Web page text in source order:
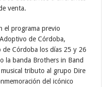
venta.
el programa previo
de Córdoba,
de Córdoba los días 25 y 26
la banda Brothers in Band
tributo al grupo Dire
del icónico